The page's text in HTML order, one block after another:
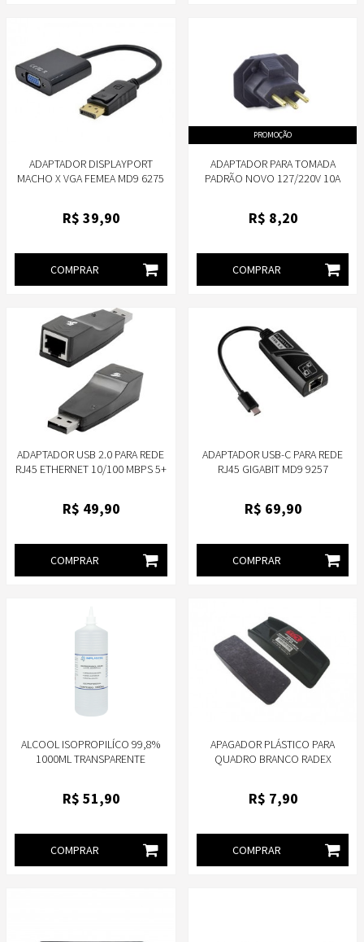
ADAPTADOR DISPLAYPORT
MACHO X VGA FEMEA MD9 6275
R$ 39,90
COMPRAR
PROMOÇÃO
ADAPTADOR PARA TOMADA
PADRÃO NOVO 127/220V 10A
R$ 8,20
COMPRAR
ADAPTADOR USB 2.0 PARA REDE
RJ45 ETHERNET 10/100 MBPS 5+
R$ 49,90
COMPRAR
ADAPTADOR USB-C PARA REDE
RJ45 GIGABIT MD9 9257
R$ 69,90
COMPRAR
ALCOOL ISOPROPILÍCO 99,8%
1000ML TRANSPARENTE
R$ 51,90
COMPRAR
APAGADOR PLÁSTICO PARA
QUADRO BRANCO RADEX
R$ 7,90
COMPRAR